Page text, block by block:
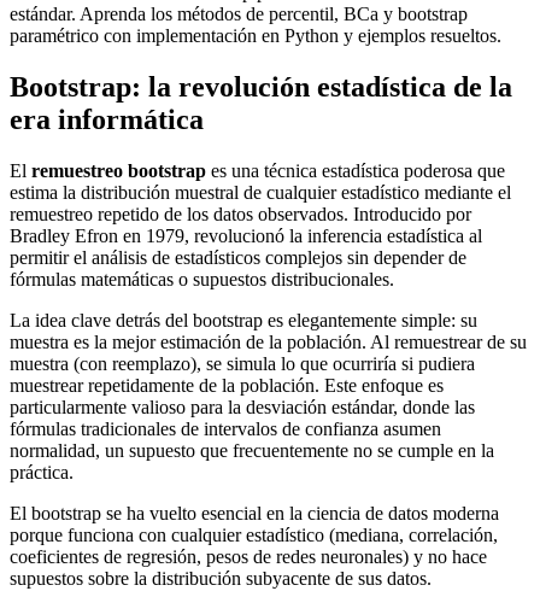
estándar. Aprenda los métodos de percentil, BCa y bootstrap
paramétrico con implementación en Python y ejemplos resueltos.
Bootstrap: la revolución estadística de la
era informática
El remuestreo bootstrap es una técnica estadística poderosa que
estima la distribución muestral de cualquier estadístico mediante el
remuestreo repetido de los datos observados. Introducido por
Bradley Efron en 1979, revolucionó la inferencia estadística al
permitir el análisis de estadísticos complejos sin depender de
fórmulas matemáticas o supuestos distribucionales.
La idea clave detrás del bootstrap es elegantemente simple: su
muestra es la mejor estimación de la población. Al remuestrear de su
muestra (con reemplazo), se simula lo que ocurriría si pudiera
muestrear repetidamente de la población. Este enfoque es
particularmente valioso para la desviación estándar, donde las
fórmulas tradicionales de intervalos de confianza asumen
normalidad, un supuesto que frecuentemente no se cumple en la
práctica.
El bootstrap se ha vuelto esencial en la ciencia de datos moderna
porque funciona con cualquier estadístico (mediana, correlación,
coeficientes de regresión, pesos de redes neuronales) y no hace
supuestos sobre la distribución subyacente de sus datos.